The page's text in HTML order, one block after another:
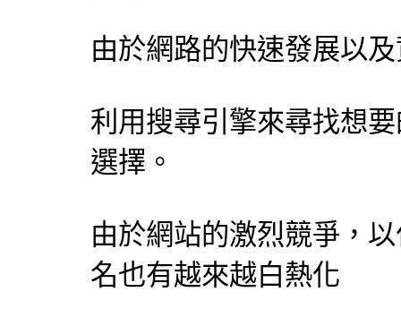
由於網路的快速發展以
利用搜尋引擎來尋找想
選擇。
由於網站的激烈競爭，
名也有越來越白熱化